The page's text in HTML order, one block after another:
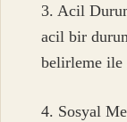
3. Acil
acil bir
belirleme ile
4. Sosyal